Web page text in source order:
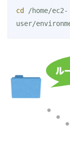
cd
/home/ec2-
user/